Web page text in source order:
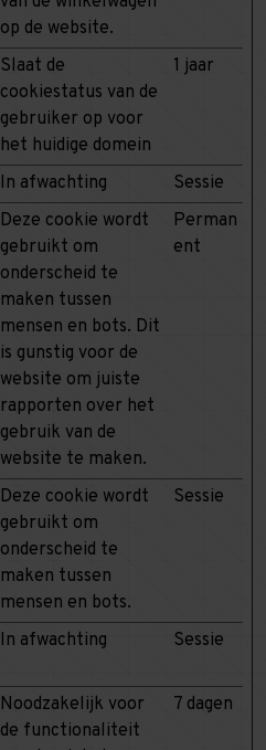
op de website.
Slaat de
cookiestatus van de
gebruiker op voor
het huidige domein
1 jaar
In afwachting
Sessie
Deze cookie wordt
gebruikt om
onderscheid te
maken tussen
mensen en bots. Dit
is gunstig voor de
website om juiste
rapporten over het
gebruik van de
website te maken.
Perman
ent
Deze cookie wordt
gebruikt om
onderscheid te
maken tussen
mensen en bots.
Sessie
In afwachting Sessie
Noodzakelijk voor
de functionaliteit
7 dagen